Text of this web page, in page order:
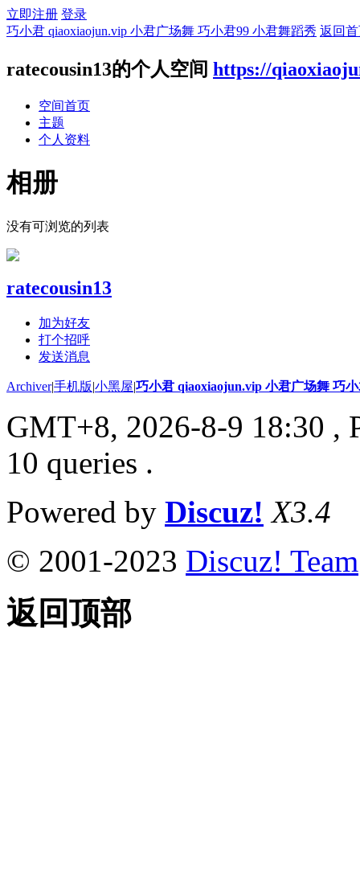
立即注册 登录
巧小君 qiaoxiaojun.vip 小君广场舞 巧小君99 小君舞蹈秀 返回
ratecousin13的个人空间 https://
空间首页
主题
个人资料
相册
没有可浏览的列表
ratecousin13
加为好友
打个招呼
发送消息
Archiver|手机版|小黑屋|巧小君 qiaoxiaojun.vip 小君广场舞 巧
GMT+8, 2026-8-9 18:30 ,
10 queries .
Powered by Discuz! X3.4
© 2001-2023 Discuz! Team
返回顶部